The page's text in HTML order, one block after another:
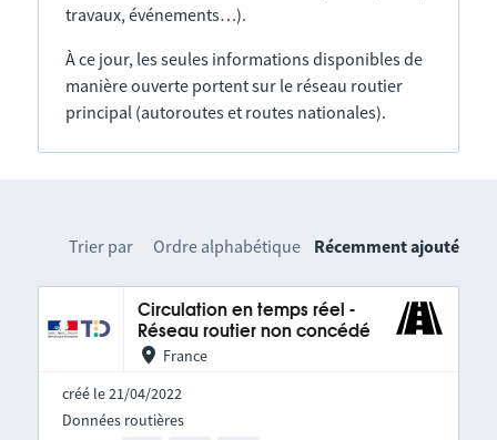
travaux, événements…).
À ce jour, les seules informations disponibles de
manière ouverte portent sur le réseau routier
principal (autoroutes et routes nationales).
Trier par Ordre alphabétique Récemment ajouté
Circulation en temps réel -
Réseau routier non concédé
France
créé le 21/04/2022
Données routières